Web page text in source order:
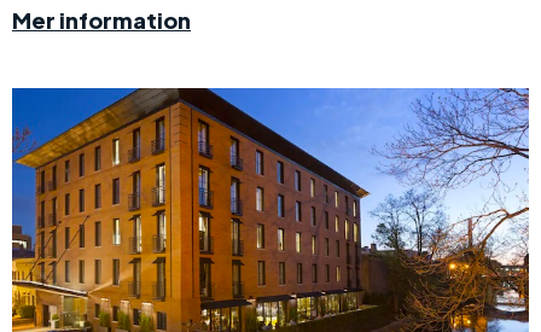
Mer information